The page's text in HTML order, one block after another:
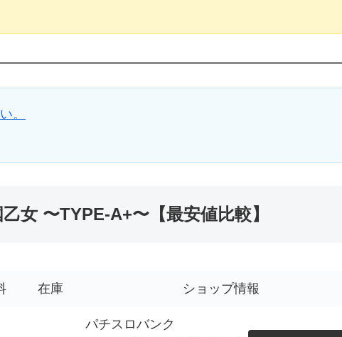
。
女 〜TYPE-A+〜【最安値比較】
在庫 ショップ情報
パチスロバンク